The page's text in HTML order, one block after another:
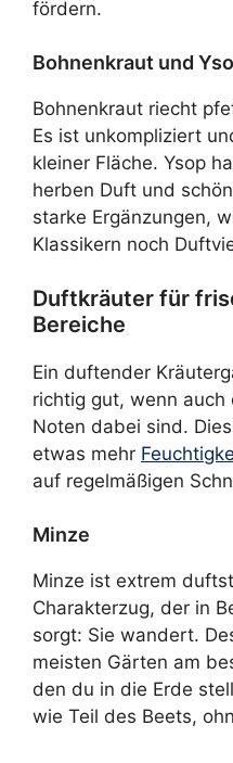
fördern.
Bohnenkraut und
Bohnenkraut riecht
Es ist unkompliziert
kleiner Fläche. Ysop
herben Duft und
starke Ergänzungen,
Klassikern noch
Duftkräuter für
Bereiche
Ein duftender
richtig gut, wenn auch
Noten dabei sind.
etwas mehr
auf regelmäßigen
Minze
Minze ist extrem
Charakterzug, der in
sorgt: Sie wandert.
meisten Gärten am
den du in die Erde
wie Teil des Beets,